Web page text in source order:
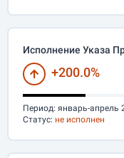
Исполнение Указа
+200.0%
Период: январь-апрель
Статус: не исполнен